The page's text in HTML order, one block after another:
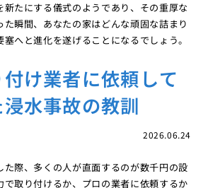
たにする儀式のようであり、その重厚な
瞬間、あなたの家はどんな頑固な詰まり
へと進化を遂げることになるでしょう。
け業者に依頼して
水事故の教訓
2026.06.24
た際、多くの人が直面するのが数千円の設
で取り付けるか、プロの業者に依頼するか